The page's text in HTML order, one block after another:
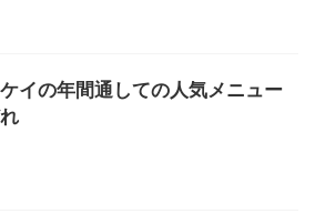
イの年間通しての人気メニュー